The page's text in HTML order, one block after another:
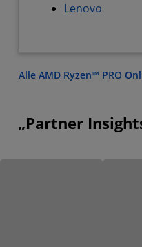
Lenovo
Alle AMD Ryzen™ PRO
„Partner